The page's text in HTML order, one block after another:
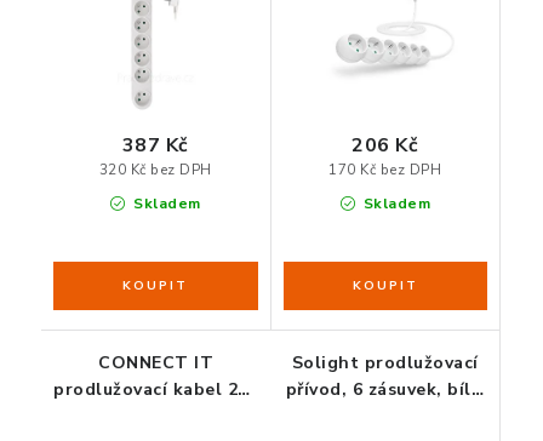
LED STOLNÍ LAMPY
KANCELÁŘSKÉ POTŘEBY
ZÁSUVKOVÉ BOXY
NÁDOBY NA ODPAD
SCHRÁNKY NA KLÍČE A LÉKY
DESIGN A STYL V KANCELÁŘI
ZDRAVÁ KANCELÁŘ
Skladem
320 Kč bez DPH
387 Kč
Skladem
170 Kč bez DPH
206 Kč
CONNECT IT
prodlužovací kabel 230
Solight prodlužovací
přívod, 6 zásuvek, bílý,